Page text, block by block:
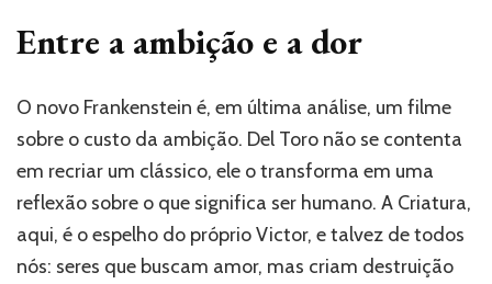
Entre a ambição e a dor
O novo Frankenstein é, em última análise, um filme
sobre o custo da ambição. Del Toro não se contenta
em recriar um clássico, ele o transforma em uma
reflexão sobre o que significa ser humano. A Criatura,
aqui, é o espelho do próprio Victor, e talvez de todos
nós: seres que buscam amor, mas criam destruição